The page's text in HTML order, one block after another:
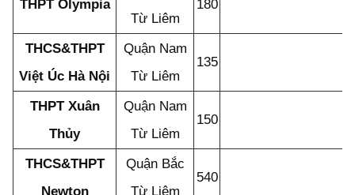
THPT Olympia
Từ Liêm
180
THCS&THPT
Việt Úc Hà Nội
Quận Nam
Từ Liêm
135
THPT Xuân
Thủy
Quận Nam
Từ Liêm
150
THCS&THPT
Newton
Quận Bắc
Từ Liêm
540